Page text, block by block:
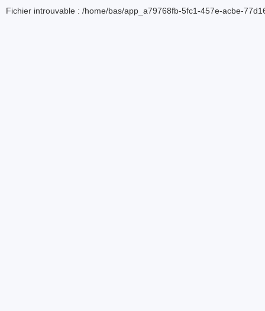
Fichier introuvable : /home/bas/app_a79768fb-5fc1-457e-acbe-